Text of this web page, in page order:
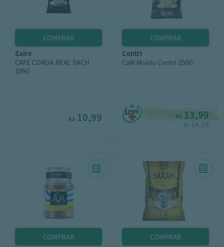
zaire
CAFE COROA REAL SACH
199G
R$ 10,99
contri
Café Moído Contri 250G
R$ 13,99
R$ 14,59